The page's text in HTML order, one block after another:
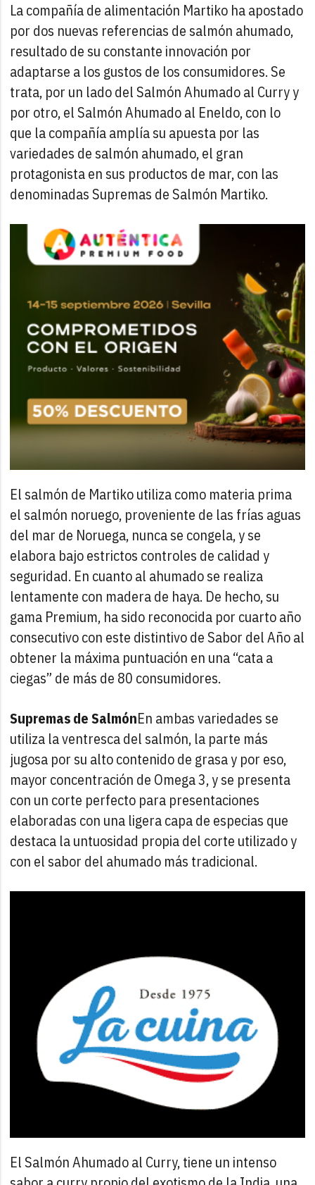
La compañía de alimentación Martiko ha apostado
por dos nuevas referencias de salmón ahumado,
resultado de su constante innovación por
adaptarse a los gustos de los consumidores. Se
trata, por un lado del Salmón Ahumado al Curry y
por otro, el Salmón Ahumado al Eneldo, con lo
que la compañía amplía su apuesta por las
variedades de salmón ahumado, el gran
protagonista en sus productos de mar, con las
denominadas Supremas de Salmón Martiko.
El salmón de Martiko utiliza como materia prima
el salmón noruego, proveniente de las frías aguas
del mar de Noruega, nunca se congela, y se
elabora bajo estrictos controles de calidad y
seguridad. En cuanto al ahumado se realiza
lentamente con madera de haya. De hecho, su
gama Premium, ha sido reconocida por cuarto año
consecutivo con este distintivo de Sabor del Año al
obtener la máxima puntuación en una “cata a
ciegas” de más de 80 consumidores.
Supremas de SalmónEn ambas variedades se
utiliza la ventresca del salmón, la parte más
jugosa por su alto contenido de grasa y por eso,
mayor concentración de Omega 3, y se presenta
con un corte perfecto para presentaciones
elaboradas con una ligera capa de especias que
destaca la untuosidad propia del corte utilizado y
con el sabor del ahumado más tradicional.
El Salmón Ahumado al Curry, tiene un intenso